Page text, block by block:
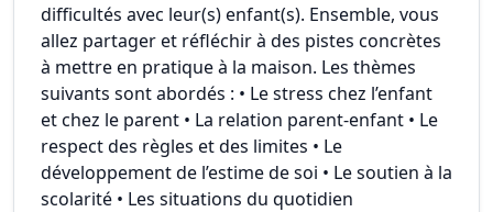
difficultés avec leur(s) enfant(s). Ensemble, vous
allez partager et réfléchir à des pistes concrètes
à mettre en pratique à la maison. Les thèmes
suivants sont abordés : • Le stress chez l’enfant
et chez le parent • La relation parent-enfant • Le
respect des règles et des limites • Le
développement de l’estime de soi • Le soutien à la
scolarité • Les situations du quotidien